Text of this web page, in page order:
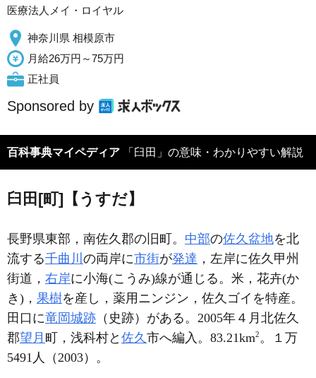
医療法人メイ・ロイヤル
神奈川県 相模原市
月給26万円～75万円
正社員
Sponsored by
百科事典マイペディア 「臼田」の意味・わかりやすい解説
臼田[町]【うすだ】
長野県東部，南佐久郡の旧町。 中部の佐久盆地を北
流する千曲川 の両岸に市街が発達 ，左岸に佐久甲州
街道， 右岸に小海(こうみ)線が通じる。米，花卉(か
き)， 果樹を産し，薬用ニンジン，佐久ゴイを特産。
田口に竜岡城跡 （史跡）がある。2005年４月北佐久
郡望月 町，浅科村と 佐久市へ編入。83.21km2。１万
5491人（2003）。